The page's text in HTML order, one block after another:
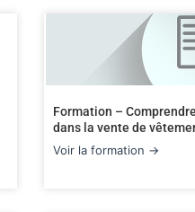
Formation –
dans la vente de
Voir la formation →